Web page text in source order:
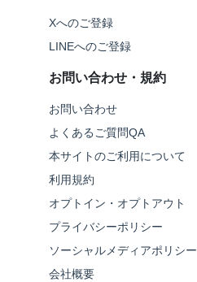
Xへのご登録
LINEへのご登録
お問い合わせ・規約
お問い合わせ
よくあるご質問QA
本サイトのご利用について
利用規約
オプトイン・オプトアウト
プライバシーポリシー
ソーシャルメディアポリシー
会社概要